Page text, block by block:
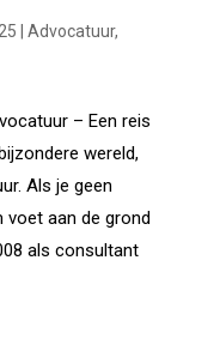
Advocatuur,
– Een reis
wereld,
Als je geen
voet aan de grond
als consultant